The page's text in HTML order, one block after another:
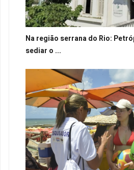
Na região serrana do Rio:
sediar o ...